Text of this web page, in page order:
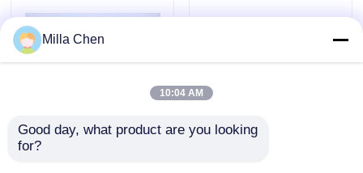
समाचार
मामलों
12core SC 1X8 स्प्लिटर
Milla Chen
10:04 AM
Good day, what product are you looking
for?